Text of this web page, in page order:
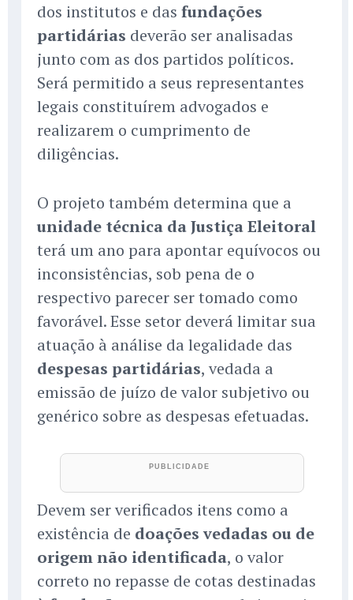
dos institutos e das fundações
partidárias deverão ser analisadas
junto com as dos partidos políticos.
Será permitido a seus representantes
legais constituírem advogados e
realizarem o cumprimento de
diligências.
O projeto também determina que a
unidade técnica da Justiça Eleitoral
terá um ano para apontar equívocos ou
inconsistências, sob pena de o
respectivo parecer ser tomado como
favorável. Esse setor deverá limitar sua
atuação à análise da legalidade das
despesas partidárias, vedada a
emissão de juízo de valor subjetivo ou
genérico sobre as despesas efetuadas.
Devem ser verificados itens como a
existência de doações vedadas ou de
origem não identificada, o valor
correto no repasse de cotas destinadas